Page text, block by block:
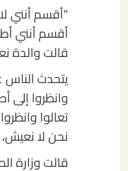
"أقسم أنني
أقسم أنني
قالت والدة
يتحدث الناس
وانظروا
تعالوا
نحن لا
قالت وزارة